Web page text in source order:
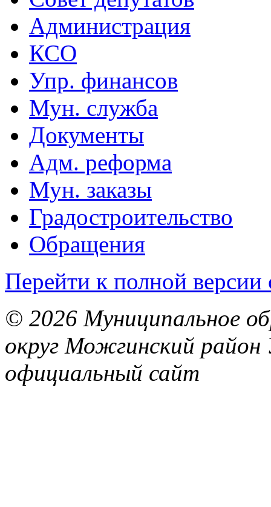
Администрация
КСО
Упр. финансов
Мун. служба
Документы
Адм. реформа
Мун. заказы
Градостроительство
Обращения
Перейти к полной версии
© 2026 Муниципальное
округ Можгинский район
официальный сайт